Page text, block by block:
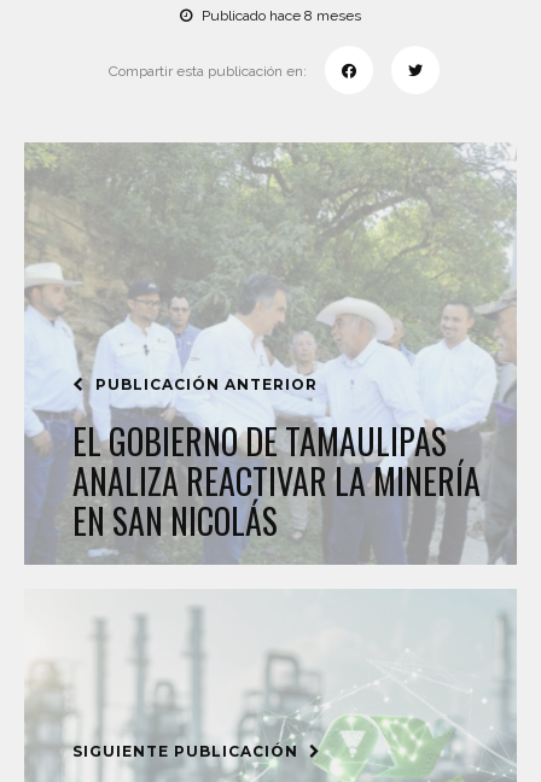
Publicado hace 8 meses
Compartir esta publicación en:
PUBLICACIÓN ANTERIOR
EL GOBIERNO DE TAMAULIPAS
ANALIZA REACTIVAR LA MINERÍA
EN SAN NICOLÁS
SIGUIENTE PUBLICACIÓN